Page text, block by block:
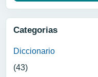
Categorias
Diccionario
(43)